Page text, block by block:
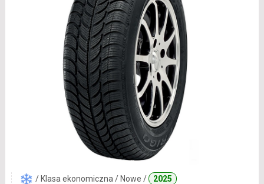
/ Klasa ekonomiczna / Nowe / 2025